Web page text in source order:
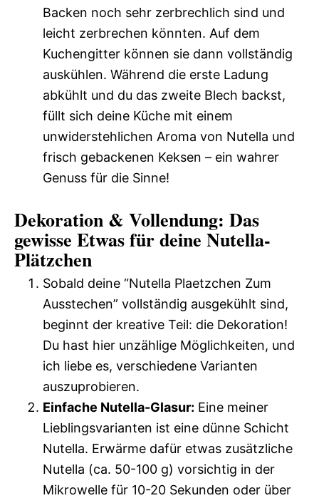
Backen noch sehr zerbrechlich sind und
leicht zerbrechen könnten. Auf dem
Kuchengitter können sie dann vollständig
auskühlen. Während die erste Ladung
abkühlt und du das zweite Blech backst,
füllt sich deine Küche mit einem
unwiderstehlichen Aroma von Nutella und
frisch gebackenen Keksen – ein wahrer
Genuss für die Sinne!
Dekoration & Vollendung: Das
gewisse Etwas für deine Nutella-
Plätzchen
Sobald deine “Nutella Plaetzchen Zum
Ausstechen” vollständig ausgekühlt sind,
beginnt der kreative Teil: die Dekoration!
Du hast hier unzählige Möglichkeiten, und
ich liebe es, verschiedene Varianten
auszuprobieren.
Einfache Nutella-Glasur: Eine meiner
Lieblingsvarianten ist eine dünne Schicht
Nutella. Erwärme dafür etwas zusätzliche
Nutella (ca. 50-100 g) vorsichtig in der
Mikrowelle für 10-20 Sekunden oder über